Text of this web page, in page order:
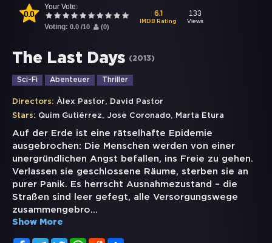
0.0
Your Vote:
Voting: 0.0 /10 (0)
6.1
IMDB Rating
133
Views
The Last Days (2013)
Sci-Fi Abenteuer Thriller
Directors: Àlex Pastor, David Pastor
Stars: Quim Gutiérrez, Jose Coronado, Marta Etura
Auf der Erde ist eine rätselhafte Epidemie
ausgebrochen: Die Menschen werden von einer
unergründlichen Angst befallen, ins Freie zu gehen.
Verlassen sie geschlossene Räume, sterben sie an
purer Panik. Es herrscht Ausnahmezustand – die
Straßen sind leer gefegt, alle Versorgungswege
zusammengebro...
Show More